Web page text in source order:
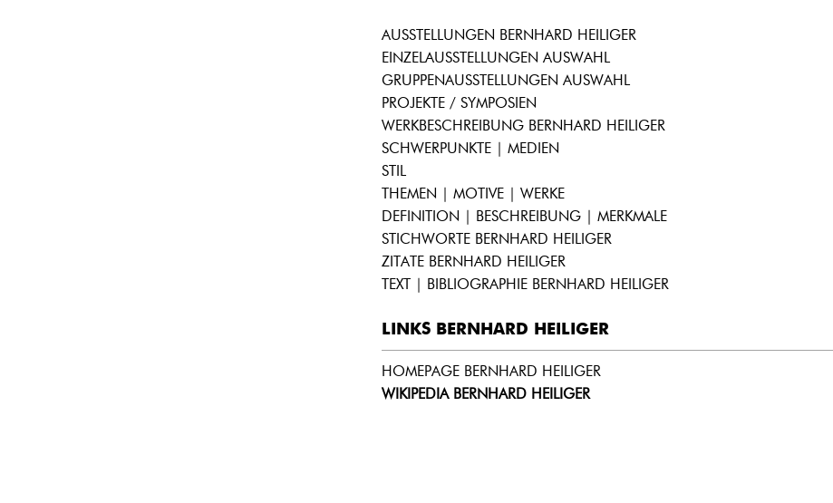
AUSSTELLUNGEN BERNHARD HEILIGER
EINZELAUSSTELLUNGEN AUSWAHL
GRUPPENAUSSTELLUNGEN AUSWAHL
PROJEKTE / SYMPOSIEN
WERKBESCHREIBUNG BERNHARD HEILIGER
SCHWERPUNKTE | MEDIEN
STIL
THEMEN | MOTIVE | WERKE
DEFINITION | BESCHREIBUNG | MERKMALE
STICHWORTE BERNHARD HEILIGER
ZITATE BERNHARD HEILIGER
TEXT | BIBLIOGRAPHIE BERNHARD HEILIGER
LINKS BERNHARD HEILIGER
HOMEPAGE BERNHARD HEILIGER
WIKIPEDIA BERNHARD HEILIGER